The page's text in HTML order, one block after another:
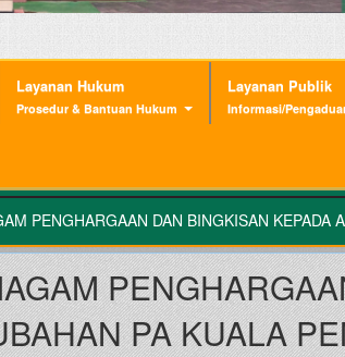
Layanan Hukum
Prosedur & Bantuan Hukum
Layanan Publik
Informasi/
PENGHARGAAN DAN BINGKISAN
PA KUALA